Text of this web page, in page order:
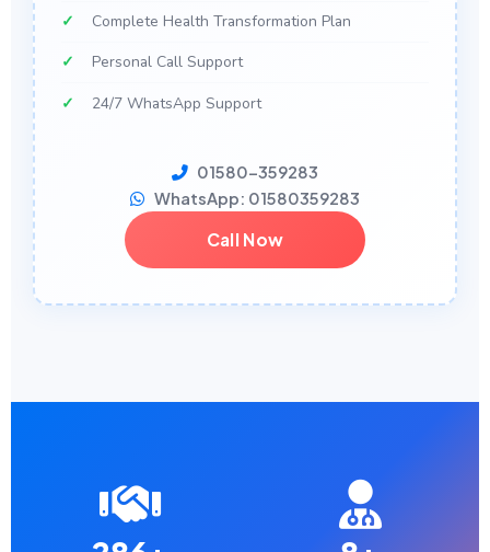
Complete Health Transformation Plan
Personal Call Support
24/7 WhatsApp Support
01580-359283
WhatsApp: 01580359283
Call Now